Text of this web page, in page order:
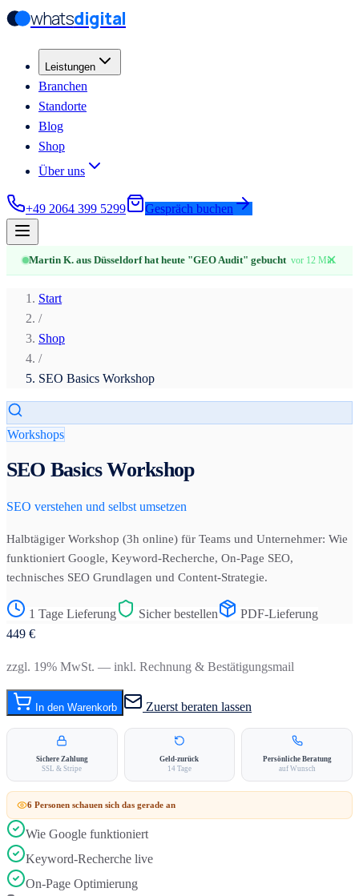
Zum Hauptinhalt springen
Zum Hauptinhalt springen
whatsdigital
Leistungen
Branchen
Standorte
Blog
Shop
Über uns
+49 2064 399 5299 Gespräch buchen
Martin K. aus Düsseldorf hat heute "GEO Audit" gebucht vor 12 Min.
✕
Start
/
Shop
/
SEO Basics Workshop
Workshops
SEO Basics Workshop
SEO verstehen und selbst umsetzen
Halbtägiger Workshop (3h online) für Teams und Unternehmer: Wie
funktioniert Google, Keyword-Recherche, On-Page SEO,
technisches SEO Grundlagen und Content-Strategie.
1 Tage Lieferung Sicher bestellen
PDF-Lieferung
449 €
zzgl. 19% MwSt. — inkl. Rechnung & Bestätigungsmail
In den Warenkorb Zuerst beraten lassen
Sichere Zahlung
SSL & Stripe
Geld-zurück
14 Tage
Persönliche Beratung
auf Wunsch
6 Personen schauen sich das gerade an
Wie Google funktioniert
Keyword-Recherche live
On-Page Optimierung